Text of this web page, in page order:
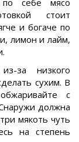
стоит
и богаче по
лимон и лайм,
за низкого
сухим. В
с
должна
мякоть чуть
на степень